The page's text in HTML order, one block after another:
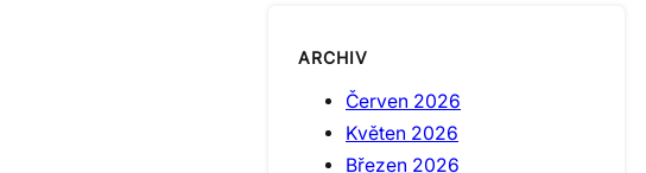
ARCHIV
Červen 2026
Květen 2026
Březen 2026